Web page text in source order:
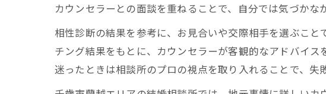
カウンセラーとの面談を重ねることで、自分では気づかな
相性診断の結果を参考に、お見合いや交際相手を選ぶこ
チング結果をもとに、カウンセラーが客観的なアドバイス
迷ったときは相談所のプロの視点を取り入れることで、失